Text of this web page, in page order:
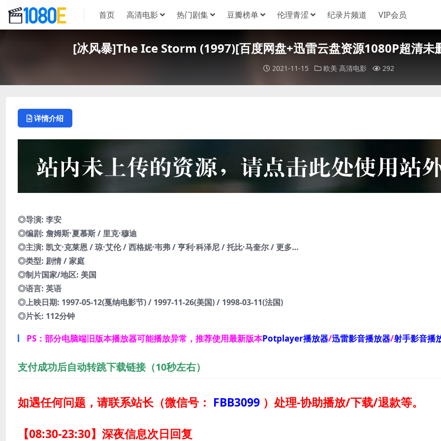
首页 高清电影 热门剧集 豆瓣榜单 伦理青涩 纪录片频道 VIP会员
[冰风暴]The Ice Storm (1997)[百度网盘+迅雷云盘资源1080P超清
2021-11-15 欧美 高清电影 292
详情介绍
◎导演: 李安
◎编剧: 詹姆斯·夏慕斯 / 里克·穆迪
◎主演: 凯文·克莱恩 / 琼·艾伦 / 西格妮·韦弗 / 亨利·科泽尼 / 托比·马奎尔 / 更多…
◎类型: 剧情 / 家庭
◎制片国家/地区: 美国
◎语言: 英语
◎上映日期: 1997-05-12(戛纳电影节) / 1997-11-26(美国) / 1998-03-11(法国)
◎片长: 112分钟
PS：部分电脑端旧版本播放器可能播放异常，推荐使用最新版本Potplayer播放器/迅雷影音播放器/射手影音播
支付成功后自动转跳下载链接（10秒左右）
如遇任何问题，请联系站长（微信号： FBB3099 ） 处理-协助播放/下载/退款等。
【08:30-23:30】深夜信息次日回复